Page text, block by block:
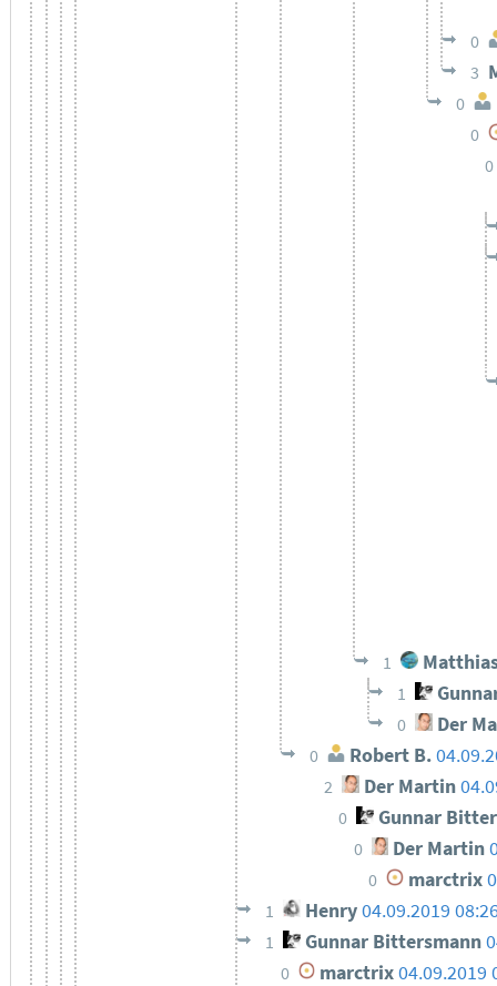
0
3
0
0
0
1
1
0 Der
0 Robert B.
2 Der Martin
0 Gunnar
0 Der Martin
0 marctrix
1 Henry04.09.2019
1 Gunnar Bittersmann
0 marctrix04.09.2019